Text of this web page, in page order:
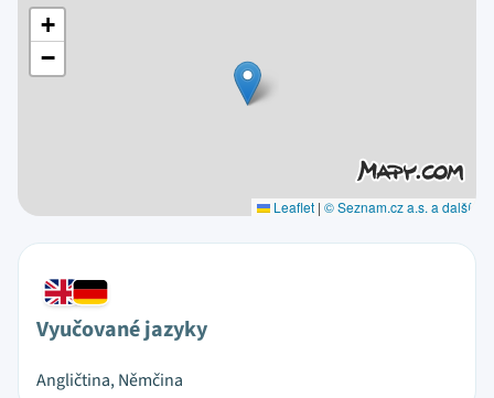
+
−
Leaflet | © Seznam.cz a.s. a další
Vyučované jazyky
Angličtina, Němčina